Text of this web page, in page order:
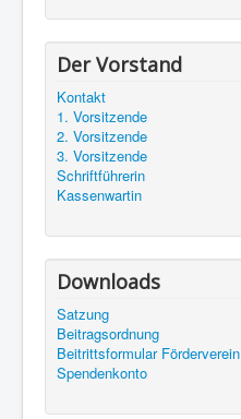
Der Vorstand
Kontakt
1. Vorsitzende
2. Vorsitzende
3. Vorsitzende
Schriftführerin
Kassenwartin
Downloads
Satzung
Beitragsordnung
Beitrittsformular Förderverein
Spendenkonto